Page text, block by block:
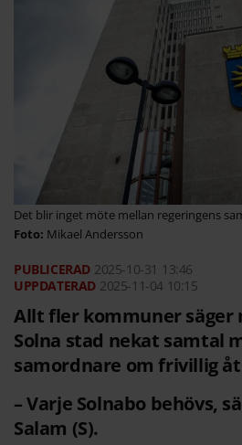
Det blir inget möte mellan regeringens
Mikael Andersson
2025-10-31 13:46
2025-11-04 10:15
Allt fler kommuner säger
Solna stad nekat samtal
samordnare om frivillig
– Varje Solnabo behövs,
Salam (S).